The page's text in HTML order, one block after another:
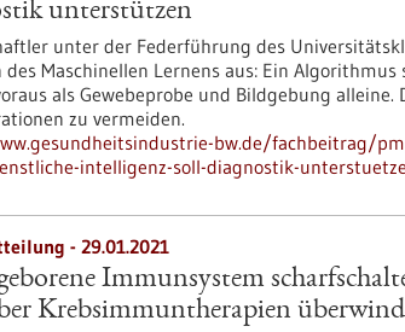
unterstützen
unter der Federführung des
des Maschinellen Lernens aus: Ein
als Gewebeprobe und Bildgebung
zu vermeiden.
bw.de/fachbeitrag/
intelligenz-soll-diagnostik-
- 29.01.2021
Immunsystem
Krebsimmuntherapien